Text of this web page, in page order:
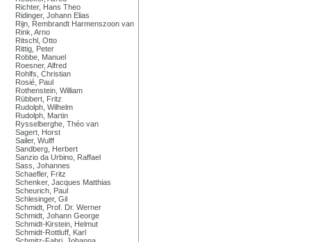
Richter, Hans Theo
Ridinger, Johann Elias
Rijn, Rembrandt Harmenszoon van
Rink, Arno
Ritschl, Otto
Rittig, Peter
Robbe, Manuel
Roesner, Alfred
Rohlfs, Christian
Rosié, Paul
Rothenstein, William
Rübbert, Fritz
Rudolph, Wilhelm
Rudolph, Martin
Rysselberghe, Théo van
Sagert, Horst
Sailer, Wulff
Sandberg, Herbert
Sanzio da Urbino, Raffael
Sass, Johannes
Schaefler, Fritz
Schenker, Jacques Matthias
Scheurich, Paul
Schlesinger, Gil
Schmidt, Prof. Dr. Werner
Schmidt, Johann George
Schmidt-Kirstein, Helmut
Schmidt-Rottluff, Karl